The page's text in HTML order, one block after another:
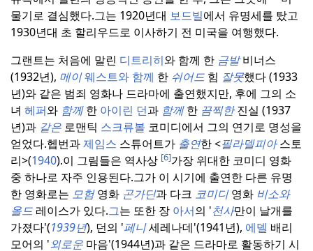
물기로 결심했다.그는 1920년대 보드빌에서 유명세를 탔고
1930년대 초 할리우드로 이사하기 전 미국을 여행했다.
그랜트는 처음에 말린 디트리히와 함께 한 금발비너스
(1932년), 메이웨스트와 함께 한 쉬어드 힘 잘못했다 (1933
년)와 같은 범죄 영화나 드라마에 출연했지만, 후에 그의 소
녀 헤퍼와 함께한 아이린 던과 함께한 끔찍한진실 (1937
년)과 같은 로맨틱 스크류볼 코미디에서 그의 연기로 명성을
얻었다.헵번과제임스 스튜어트가 출연한 <필라델피아스토
리>(1940).이 그림들은 역사상 [6]가장 위대한 코미디 영화
중 하나로 자주 인용된다.그가 이 시기에 출연한 다른 유명
한 영화로는 모험영화 곤가딘과 다크 코미디영화 비소와
올드 레이스가 있다.그는 또한 장 아서의 '천사만이 날개를
가졌다'(1939년), 던의 '페니세레나데'(1941년), 에델 배리
모어의 '외로운 마음'(1944년)과 같은 드라마로 활동하기 시